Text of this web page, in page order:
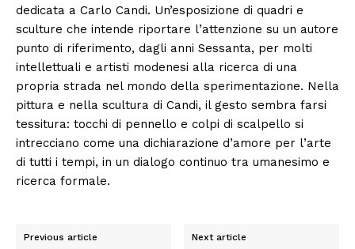
Condividi
dedicata a Carlo Candi. Un’esposizione di quadri e
sculture che intende riportare l’attenzione su un autore
punto di riferimento, dagli anni Sessanta, per molti
intellettuali e artisti modenesi alla ricerca di una
propria strada nel mondo della sperimentazione. Nella
pittura e nella scultura di Candi, il gesto sembra farsi
tessitura: tocchi di pennello e colpi di scalpello si
intrecciano come una dichiarazione d’amore per l’arte
di tutti i tempi, in un dialogo continuo tra umanesimo e
ricerca formale.
Previous article Next article